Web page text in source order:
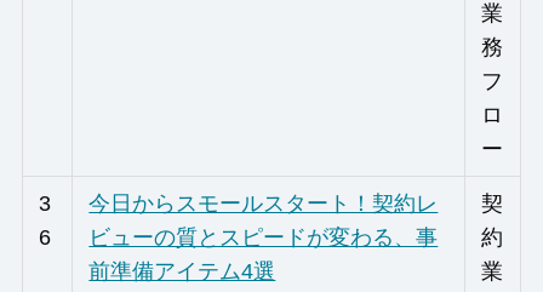
業
務
フ
ロ
ー
3
6
今日からスモールスタート！契約レ
ビューの質とスピードが変わる、事
前準備アイテム4選
契
約
業